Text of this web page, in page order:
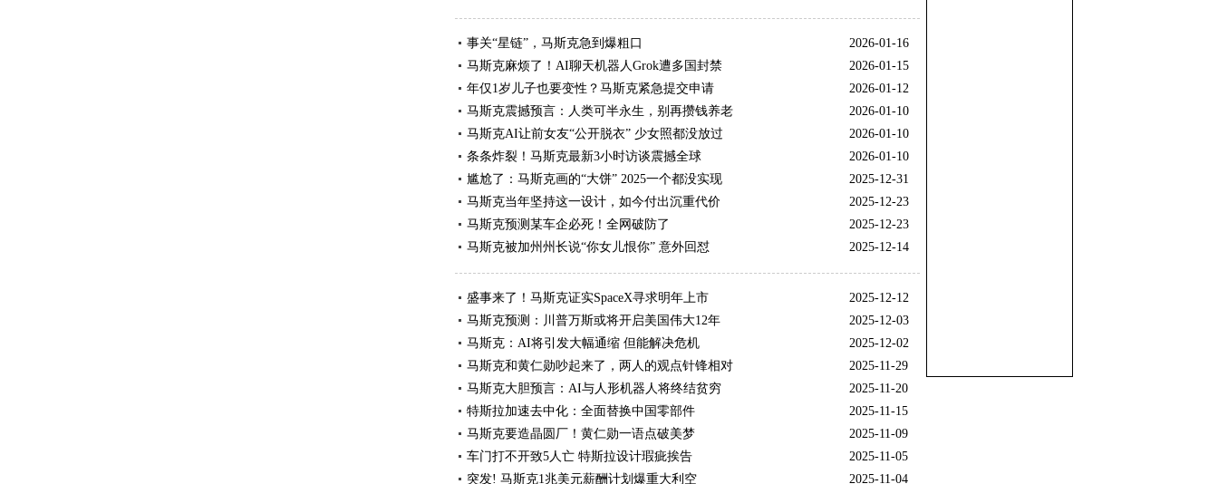
事关“星链”，马斯克急到爆粗口
2026-01-16
马斯克麻烦了！AI聊天机器人Grok遭多国封禁
2026-01-15
年仅1岁儿子也要变性？马斯克紧急提交申请
2026-01-12
马斯克震撼预言：人类可半永生，别再攒钱养老
2026-01-10
马斯克AI让前女友“公开脱衣” 少女照都没放过
2026-01-10
条条炸裂！马斯克最新3小时访谈震撼全球
2026-01-10
尴尬了：马斯克画的“大饼” 2025一个都没实现
2025-12-31
马斯克当年坚持这一设计，如今付出沉重代价
2025-12-23
马斯克预测某车企必死！全网破防了
2025-12-23
马斯克被加州州长说“你女儿恨你” 意外回怼
2025-12-14
盛事来了！马斯克证实SpaceX寻求明年上市
2025-12-12
马斯克预测：川普万斯或将开启美国伟大12年
2025-12-03
马斯克：AI将引发大幅通缩 但能解决危机
2025-12-02
马斯克和黄仁勋吵起来了，两人的观点针锋相对
2025-11-29
马斯克大胆预言：AI与人形机器人将终结贫穷
2025-11-20
特斯拉加速去中化：全面替换中国零部件
2025-11-15
马斯克要造晶圆厂！黄仁勋一语点破美梦
2025-11-09
车门打不开致5人亡 特斯拉设计瑕疵挨告
2025-11-05
突发! 马斯克1兆美元薪酬计划爆重大利空
2025-11-04